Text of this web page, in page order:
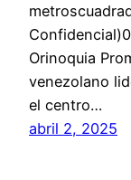
Orinoquia
venezolano
el centro…
abril 2, 2025